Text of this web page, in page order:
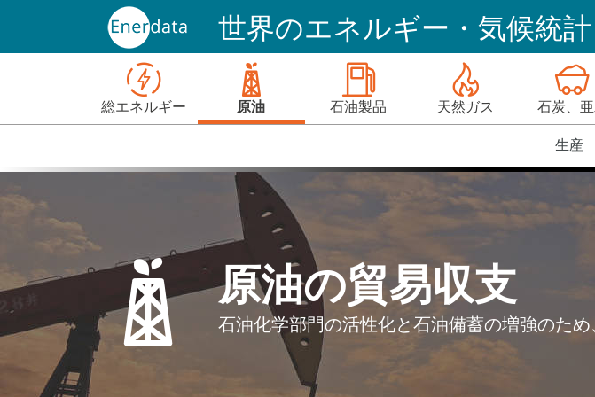
世界のエネルギー・気候統計
総エネルギー
原油
生産
石油製品 天然ガス 石炭、
原油の貿易収支
石油化学部門の活性化と石油備蓄の増強のた